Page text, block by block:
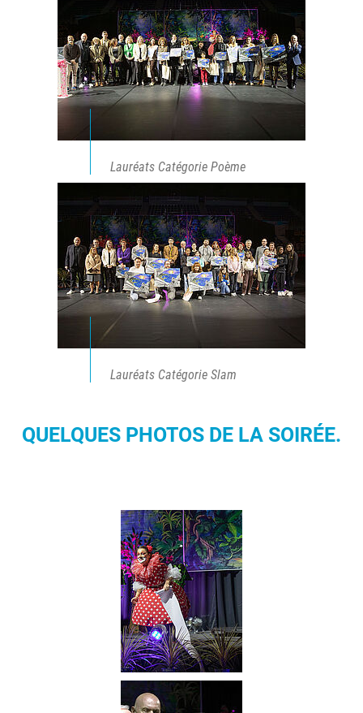
Lauréats Catégorie Poème
Lauréats Catégorie Slam
QUELQUES PHOTOS DE LA SOIRÉE.